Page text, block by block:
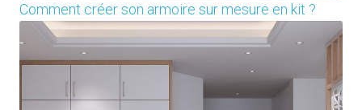
Comment créer son armoire sur mesure en kit ?